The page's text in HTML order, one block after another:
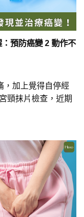
預防癌變 2 動作不
，加上覺得自停經
頸抹片檢查，近期